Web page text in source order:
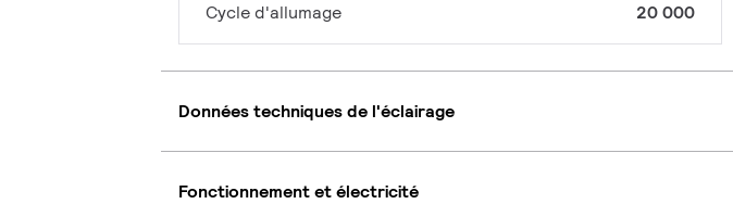
Cycle d'allumage 20 000
Données techniques de l'éclairage
Fonctionnement et électricité